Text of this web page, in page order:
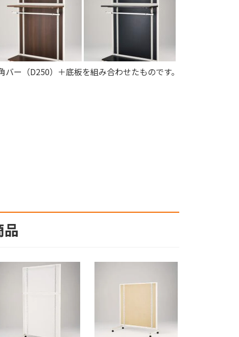
ー（D250）＋底板を組み合わせたものです。
品